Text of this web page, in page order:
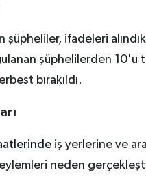
şüpheliler, ifadeleri
şüphelilerden
bırakıldı.
iş yerlerine ve
neden